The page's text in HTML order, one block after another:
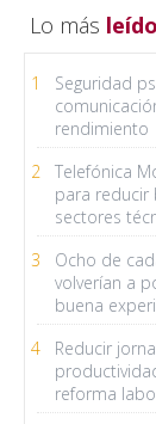
Lo más leído
1
Seguridad
rendimiento
2
Telefónica
para reducir
sectores
3
Ocho de
volverían a
buena
4
Reducir
reforma